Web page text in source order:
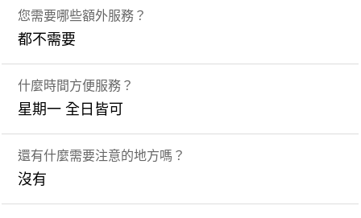
您需要哪些額外服務？
都不需要
什麼時間方便服務？
星期一 全日皆可
還有什麼需要注意的地方嗎？
沒有